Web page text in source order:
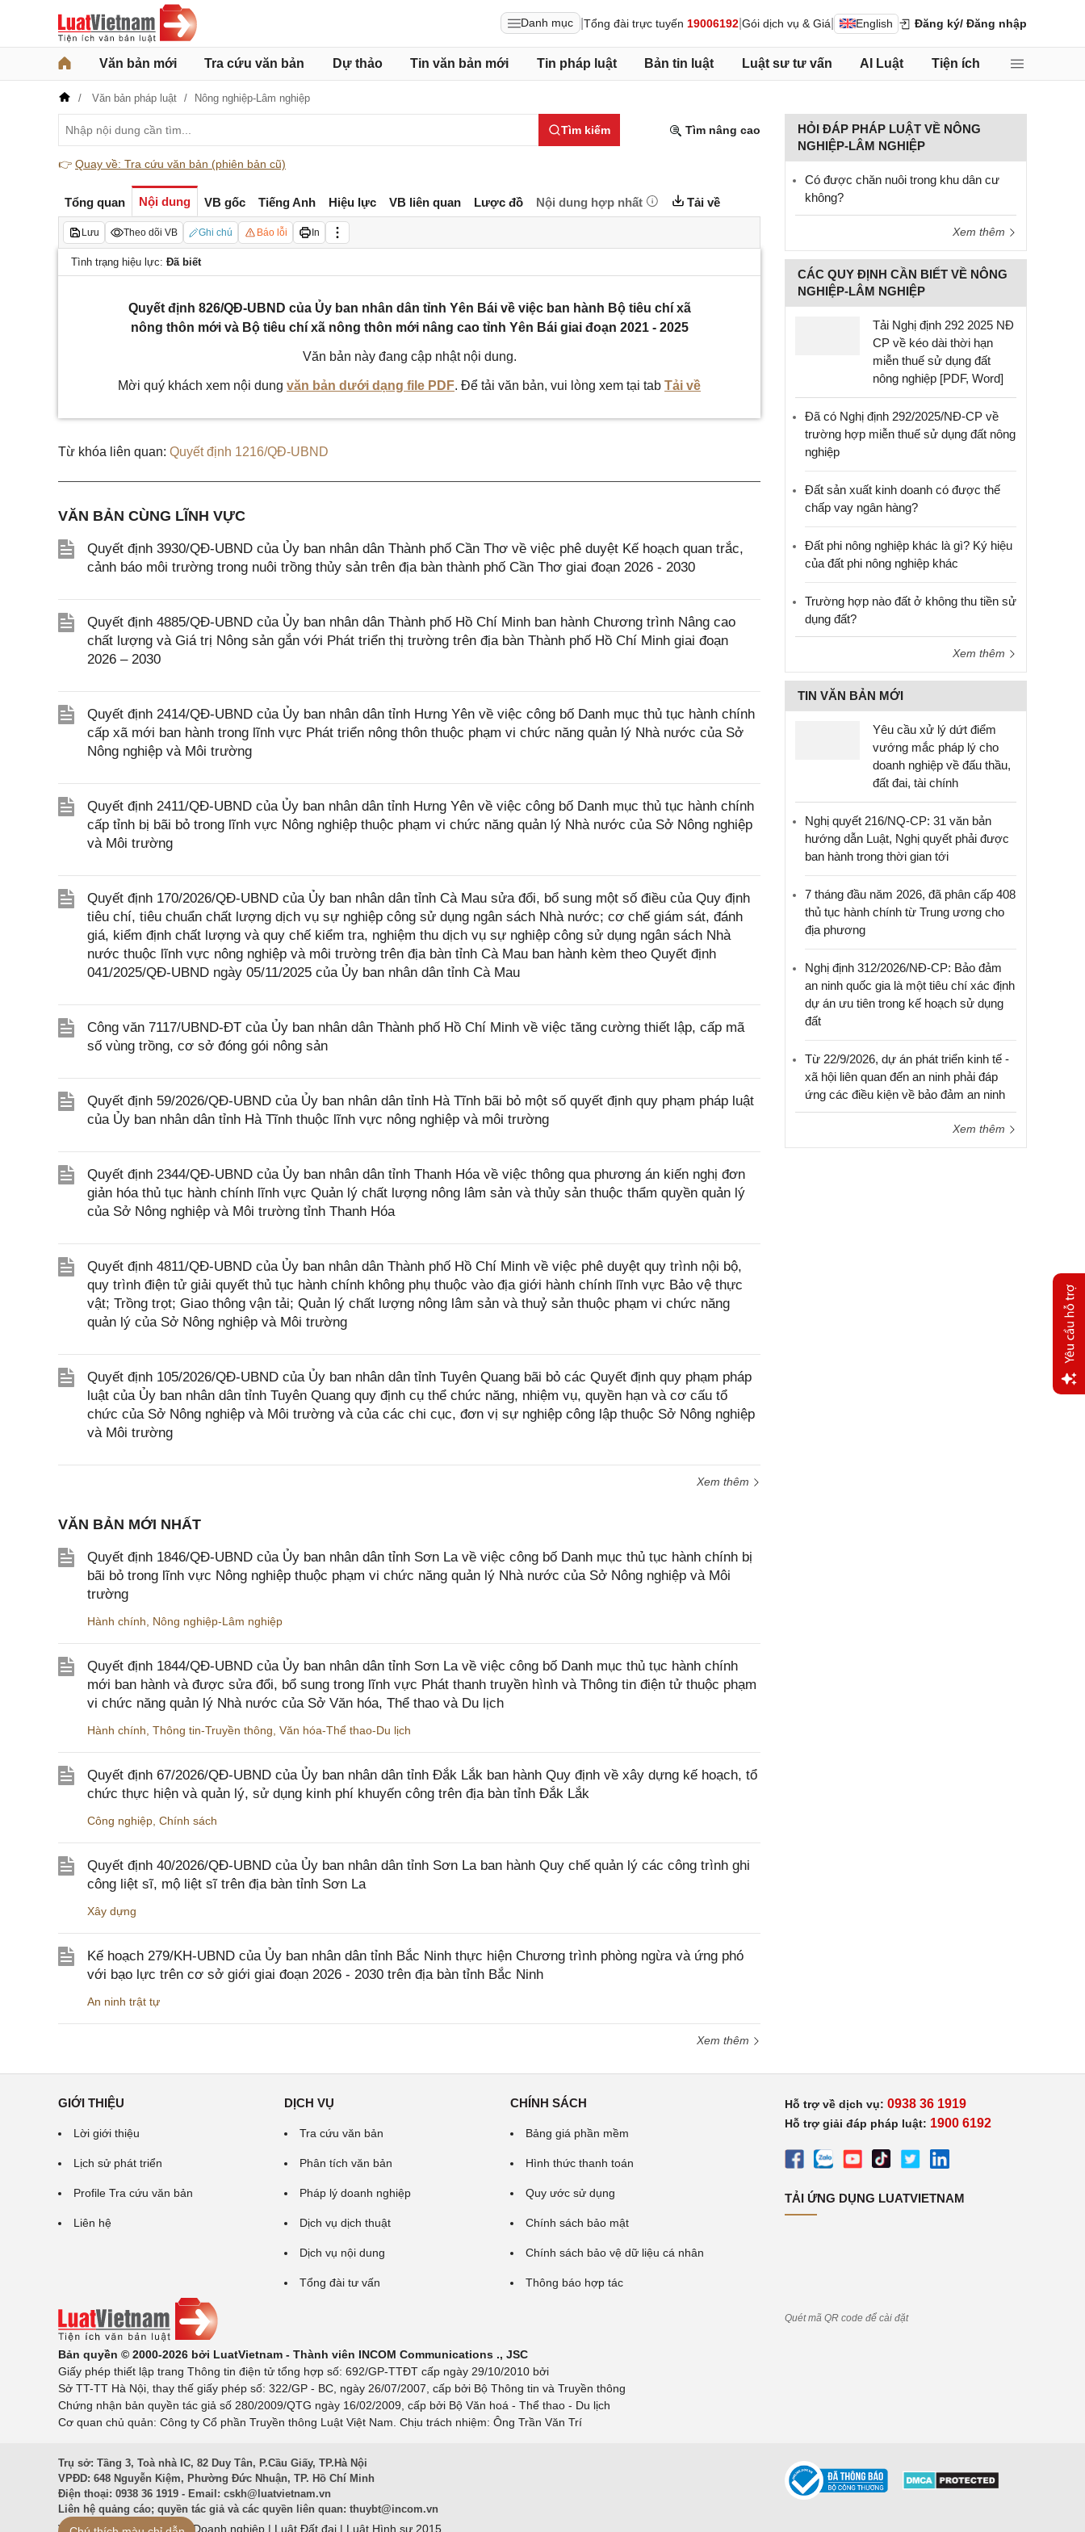
Danh mục Tổng đài trực tuyến 19006192 Gói dịch vụ & Giá English Đăng ký/ Đăng nhập
Văn bản mới Tra cứu văn bản Dự thảo Tin văn bản mới Tin pháp luật Bản tin luật Luật sư tư vấn AI Luật Tiện ích
Văn bản pháp luật Nông nghiệp-Lâm nghiệp
Tìm kiếm Tìm nâng cao
👉 Quay về: Tra cứu văn bản (phiên bản cũ)
Tổng quan Nội dung VB gốc Tiếng Anh Hiệu lực VB liên quan Lược đồ Nội dung hợp nhất Tải về
Lưu Theo dõi VB Ghi chú Báo lỗi In
Tình trạng hiệu lực: Đã biết
Quyết định 826/QĐ-UBND của Ủy ban nhân dân tỉnh Yên Bái về việc ban hành Bộ tiêu chí xã
nông thôn mới và Bộ tiêu chí xã nông thôn mới nâng cao tỉnh Yên Bái giai đoạn 2021 - 2025
Văn bản này đang cập nhật nội dung.
Mời quý khách xem nội dung văn bản dưới dạng file PDF. Để tải văn bản, vui lòng xem tại tab Tải về
Từ khóa liên quan: Quyết định 1216/QĐ-UBND
VĂN BẢN CÙNG LĨNH VỰC
Quyết định 3930/QĐ-UBND của Ủy ban nhân dân Thành phố Cần Thơ về việc phê duyệt Kế hoạch quan trắc,
cảnh báo môi trường trong nuôi trồng thủy sản trên địa bàn thành phố Cần Thơ giai đoạn 2026 - 2030
Quyết định 4885/QĐ-UBND của Ủy ban nhân dân Thành phố Hồ Chí Minh ban hành Chương trình Nâng cao
chất lượng và Giá trị Nông sản gắn với Phát triển thị trường trên địa bàn Thành phố Hồ Chí Minh giai đoạn
2026 – 2030
Quyết định 2414/QĐ-UBND của Ủy ban nhân dân tỉnh Hưng Yên về việc công bố Danh mục thủ tục hành chính
cấp xã mới ban hành trong lĩnh vực Phát triển nông thôn thuộc phạm vi chức năng quản lý Nhà nước của Sở
Nông nghiệp và Môi trường
Quyết định 2411/QĐ-UBND của Ủy ban nhân dân tỉnh Hưng Yên về việc công bố Danh mục thủ tục hành chính
cấp tỉnh bị bãi bỏ trong lĩnh vực Nông nghiệp thuộc phạm vi chức năng quản lý Nhà nước của Sở Nông nghiệp
và Môi trường
Quyết định 170/2026/QĐ-UBND của Ủy ban nhân dân tỉnh Cà Mau sửa đổi, bổ sung một số điều của Quy định
tiêu chí, tiêu chuẩn chất lượng dịch vụ sự nghiệp công sử dụng ngân sách Nhà nước; cơ chế giám sát, đánh
giá, kiểm định chất lượng và quy chế kiểm tra, nghiệm thu dịch vụ sự nghiệp công sử dụng ngân sách Nhà
nước thuộc lĩnh vực nông nghiệp và môi trường trên địa bàn tỉnh Cà Mau ban hành kèm theo Quyết định
041/2025/QĐ-UBND ngày 05/11/2025 của Ủy ban nhân dân tỉnh Cà Mau
Công văn 7117/UBND-ĐT của Ủy ban nhân dân Thành phố Hồ Chí Minh về việc tăng cường thiết lập, cấp mã
số vùng trồng, cơ sở đóng gói nông sản
Quyết định 59/2026/QĐ-UBND của Ủy ban nhân dân tỉnh Hà Tĩnh bãi bỏ một số quyết định quy phạm pháp luật
của Ủy ban nhân dân tỉnh Hà Tĩnh thuộc lĩnh vực nông nghiệp và môi trường
Quyết định 2344/QĐ-UBND của Ủy ban nhân dân tỉnh Thanh Hóa về việc thông qua phương án kiến nghị đơn
giản hóa thủ tục hành chính lĩnh vực Quản lý chất lượng nông lâm sản và thủy sản thuộc thẩm quyền quản lý
của Sở Nông nghiệp và Môi trường tỉnh Thanh Hóa
Quyết định 4811/QĐ-UBND của Ủy ban nhân dân Thành phố Hồ Chí Minh về việc phê duyệt quy trình nội bộ,
quy trình điện tử giải quyết thủ tục hành chính không phụ thuộc vào địa giới hành chính lĩnh vực Bảo vệ thực
vật; Trồng trọt; Giao thông vận tải; Quản lý chất lượng nông lâm sản và thuỷ sản thuộc phạm vi chức năng
quản lý của Sở Nông nghiệp và Môi trường
Quyết định 105/2026/QĐ-UBND của Ủy ban nhân dân tỉnh Tuyên Quang bãi bỏ các Quyết định quy phạm pháp
luật của Ủy ban nhân dân tỉnh Tuyên Quang quy định cụ thể chức năng, nhiệm vụ, quyền hạn và cơ cấu tổ
chức của Sở Nông nghiệp và Môi trường và của các chi cục, đơn vị sự nghiệp công lập thuộc Sở Nông nghiệp
và Môi trường
Xem thêm
VĂN BẢN MỚI NHẤT
Quyết định 1846/QĐ-UBND của Ủy ban nhân dân tỉnh Sơn La về việc công bố Danh mục thủ tục hành chính bị
bãi bỏ trong lĩnh vực Nông nghiệp thuộc phạm vi chức năng quản lý Nhà nước của Sở Nông nghiệp và Môi
trường
Hành chính Nông nghiệp-Lâm nghiệp
Quyết định 1844/QĐ-UBND của Ủy ban nhân dân tỉnh Sơn La về việc công bố Danh mục thủ tục hành chính
mới ban hành và được sửa đổi, bổ sung trong lĩnh vực Phát thanh truyền hình và Thông tin điện tử thuộc phạm
vi chức năng quản lý Nhà nước của Sở Văn hóa, Thể thao và Du lịch
Hành chính Thông tin-Truyền thông Văn hóa-Thể thao-Du lịch
Quyết định 67/2026/QĐ-UBND của Ủy ban nhân dân tỉnh Đắk Lắk ban hành Quy định về xây dựng kế hoạch, tổ
chức thực hiện và quản lý, sử dụng kinh phí khuyến công trên địa bàn tỉnh Đắk Lắk
Công nghiệp Chính sách
Quyết định 40/2026/QĐ-UBND của Ủy ban nhân dân tỉnh Sơn La ban hành Quy chế quản lý các công trình ghi
công liệt sĩ, mộ liệt sĩ trên địa bàn tỉnh Sơn La
Xây dựng
Kế hoạch 279/KH-UBND của Ủy ban nhân dân tỉnh Bắc Ninh thực hiện Chương trình phòng ngừa và ứng phó
với bạo lực trên cơ sở giới giai đoạn 2026 - 2030 trên địa bàn tỉnh Bắc Ninh
An ninh trật tự
Xem thêm
HỎI ĐÁP PHÁP LUẬT VỀ NÔNG
NGHIỆP-LÂM NGHIỆP
Có được chăn nuôi trong khu dân cư
không?
Xem thêm
CÁC QUY ĐỊNH CẦN BIẾT VỀ NÔNG
NGHIỆP-LÂM NGHIỆP
Tải Nghị định 292 2025 NĐ
CP về kéo dài thời hạn
miễn thuế sử dụng đất
nông nghiệp [PDF, Word]
Đã có Nghị định 292/2025/NĐ-CP về
trường hợp miễn thuế sử dụng đất nông
nghiệp
Đất sản xuất kinh doanh có được thế
chấp vay ngân hàng?
Đất phi nông nghiệp khác là gì? Ký hiệu
của đất phi nông nghiệp khác
Trường hợp nào đất ở không thu tiền sử
dụng đất?
Xem thêm
TIN VĂN BẢN MỚI
Yêu cầu xử lý dứt điểm
vướng mắc pháp lý cho
doanh nghiệp về đấu thầu,
đất đai, tài chính
Nghị quyết 216/NQ-CP: 31 văn bản
hướng dẫn Luật, Nghị quyết phải được
ban hành trong thời gian tới
7 tháng đầu năm 2026, đã phân cấp 408
thủ tục hành chính từ Trung ương cho
địa phương
Nghị định 312/2026/NĐ-CP: Bảo đảm
an ninh quốc gia là một tiêu chí xác định
dự án ưu tiên trong kế hoạch sử dụng
đất
Từ 22/9/2026, dự án phát triển kinh tế -
xã hội liên quan đến an ninh phải đáp
ứng các điều kiện về bảo đảm an ninh
Xem thêm
GIỚI THIỆU
Lời giới thiệu
Lịch sử phát triển
Profile Tra cứu văn bản
Liên hệ
DỊCH VỤ
Tra cứu văn bản
Phân tích văn bản
Pháp lý doanh nghiệp
Dịch vụ dịch thuật
Dịch vụ nội dung
Tổng đài tư vấn
CHÍNH SÁCH
Bảng giá phần mềm
Hình thức thanh toán
Quy ước sử dụng
Chính sách bảo mật
Chính sách bảo vệ dữ liệu cá nhân
Thông báo hợp tác
Bản quyền © 2000-2026 bởi LuatVietnam - Thành viên INCOM Communications ., JSC
Giấy phép thiết lập trang Thông tin điện tử tổng hợp số: 692/GP-TTĐT cấp ngày 29/10/2010 bởi
Sở TT-TT Hà Nội, thay thế giấy phép số: 322/GP - BC, ngày 26/07/2007, cấp bởi Bộ Thông tin và Truyền thông
Chứng nhận bản quyền tác giả số 280/2009/QTG ngày 16/02/2009, cấp bởi Bộ Văn hoá - Thể thao - Du lịch
Cơ quan chủ quản: Công ty Cổ phần Truyền thông Luật Việt Nam. Chịu trách nhiệm: Ông Trần Văn Trí
Hỗ trợ về dịch vụ: 0938 36 1919
Hỗ trợ giải đáp pháp luật: 1900 6192
TẢI ỨNG DỤNG LUATVIETNAM
Quét mã QR code để cài đặt
Trụ sở: Tầng 3, Toà nhà IC, 82 Duy Tân, P.Cầu Giấy, TP.Hà Nội
VPĐD: 648 Nguyễn Kiệm, Phường Đức Nhuận, TP. Hồ Chí Minh
Điện thoại: 0938 36 1919 - Email: cskh@luatvietnam.vn
Liên hệ quảng cáo; quyền tác giả và các quyền liên quan: thuybt@incom.vn
Văn Bản Pháp Luật|Luật Doanh nghiệp | Luật Đất đai | Luật Hình sự 2015